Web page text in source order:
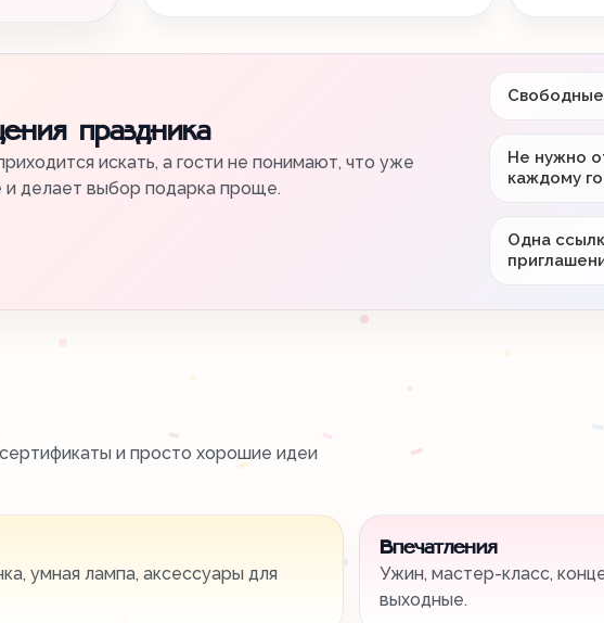
праздника
искать, а гости не понимают, что уже
делает выбор подарка проще.
Не нужно
каждому
Одна
и просто хорошие идеи
умная лампа, аксессуары для
Впечатления
Ужин, мастер-класс,
выходные.